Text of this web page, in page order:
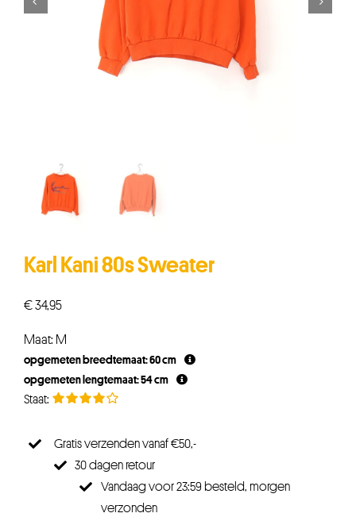
Karl Kani 80s Sweater
€34,95
Maat: M
opgemeten breedtemaat: 60 cm
opgemeten lengtemaat: 54 cm
Gratis verzenden vanaf €50,-
30 dagen retour
Vandaag voor 23:59 besteld, morgen
verzonden